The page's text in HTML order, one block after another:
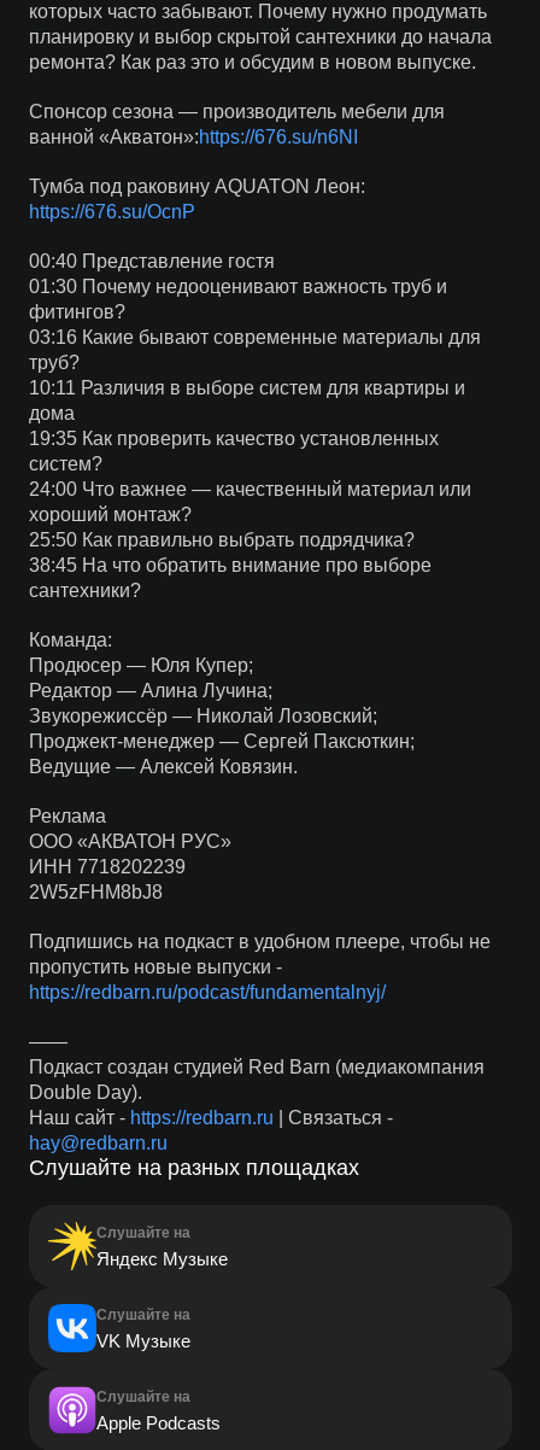
которых часто забывают. Почему нужно продумать
планировку и выбор скрытой сантехники до начала
ремонта? Как раз это и обсудим в новом выпуске.
Спонсор сезона — производитель мебели для
ванной «Акватон»:https://676.su/n6NI
Тумба под раковину AQUATON Леон:
https://676.su/OcnP
00:40 Представление гостя
01:30 Почему недооценивают важность труб и
фитингов?
03:16 Какие бывают современные материалы для
труб?
10:11 Различия в выборе систем для квартиры и
дома
19:35 Как проверить качество установленных
систем?
24:00 Что важнее — качественный материал или
хороший монтаж?
25:50 Как правильно выбрать подрядчика?
38:45 На что обратить внимание про выборе
сантехники?
Команда:
Продюсер — Юля Купер;
Редактор — Алина Лучина;
Звукорежиссёр — Николай Лозовский;
Проджект-менеджер — Сергей Паксюткин;
Ведущие — Алексей Ковязин.
Реклама
ООО «АКВАТОН РУС»
ИНН 7718202239
2W5zFHM8bJ8
Подпишись на подкаст в удобном плеере, чтобы не
пропустить новые выпуски -
https://redbarn.ru/podcast/fundamentalnyj/
——
Подкаст создан студией Red Barn (медиакомпания
Double Day).
Наш сайт - https://redbarn.ru | Связаться -
hay@redbarn.ru
Слушайте на разных площадках
Слушайте на
Яндекс Музыке
Слушайте на
VK Музыке
Слушайте на
Apple Podcasts